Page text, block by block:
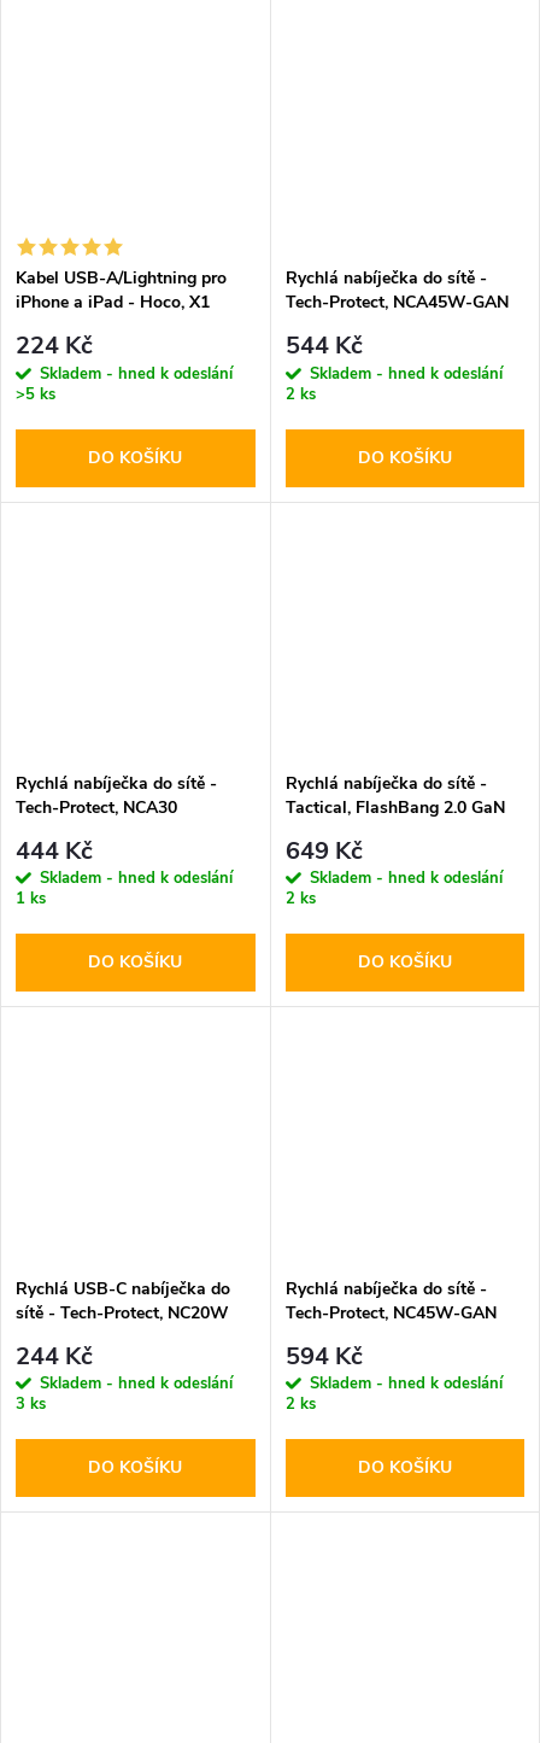
Kabel USB-A/Lightning pro
iPhone a iPad - Hoco, X1
224 Kč
Skladem - hned k odeslání
>5 ks
DO KOŠÍKU
Rychlá nabíječka do sítě -
Tech-Protect, NCA45W-GAN
kabel
544 Kč
Skladem - hned k odeslání
2 ks
DO KOŠÍKU
Rychlá nabíječka do sítě -
Tech-Protect, NCA30
kabel
444 Kč
Skladem - hned k odeslání
1 ks
DO KOŠÍKU
Rychlá nabíječka do sítě -
Tactical, FlashBang 2.0 GaN
649 Kč
Skladem - hned k odeslání
2 ks
DO KOŠÍKU
Rychlá USB-C nabíječka do
sítě - Tech-Protect, NC20W
244 Kč
Skladem - hned k odeslání
3 ks
DO KOŠÍKU
Rychlá nabíječka do sítě -
Tech-Protect, NC45W-GAN
594 Kč
Skladem - hned k odeslání
2 ks
DO KOŠÍKU